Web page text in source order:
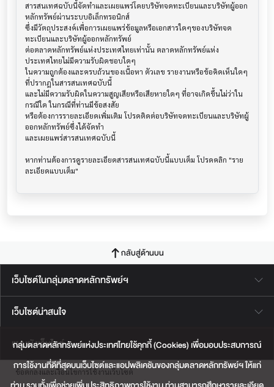
กลุ่มตลาดหลักทรัพย์แห่งประเทศไทยใช้คุกกี้ (Cookies) เพื่อมอบประสบการณ์
การใช้งานที่ดีที่สุดบนเว็บไซต์และแอปพลิเคชันของกลุ่มตลาดหลักทรัพย์ฯ ให้แก่
สารสนเทศฉบับนี้จัดทำและเผยแพร่โดยบริษัทจดทะเบียนและบริษัทผู้ออก
หลักทรัพย์ผ่านระบบอิเล็กทรอนิกส์
ซึ่งมีวัตถุประสงค์เพื่อการเผยแพร่ข้อมูลหรือเอกสารใดๆของบริษัทจด
ทะเบียนและบริษัทผู้ออกหลักทรัพย์
ต่อตลาดหลักทรัพย์แห่งประเทศไทยเท่านั้น ตลาดหลักทรัพย์แห่ง
ประเทศไทยไม่มีความรับผิดชอบใดๆ
ในความถูกต้องและครบถ้วนของเนื้อหา ตัวเลข รายงานหรือข้อคิดเห็นใดๆ
ที่ปรากฎในสารสนเทศฉบับนี้
และไม่มีความรับผิดในความสูญเสียหรือเสียหายใดๆ ที่อาจเกิดขึ้นไม่ว่าใน
กรณีใด ในกรณีที่ท่านมีข้อสงสัย
หรือต้องการรายละเอียดเพิ่มเติม โปรดติดต่อบริษัทจดทะเบียนและบริษัทผู้
ออกหลักทรัพย์ซึ่งได้จัดทำ
และเผยแพร่สารสนเทศฉบับนี้
หากท่านต้องการดูรายละเอียดสารสนเทศฉบับนี้แบบเต็ม โปรดคลิก "ราย
กลับสู่ด้านบน
เว็บไซต์ในกลุ่มตลาดหลักทรัพย์ฯ
เว็บไซต์น่าสนใจ
แผนผังเว็บไซต์
ข้อตกลงและเงื่อนไขการใช้งานเว็บไซต์